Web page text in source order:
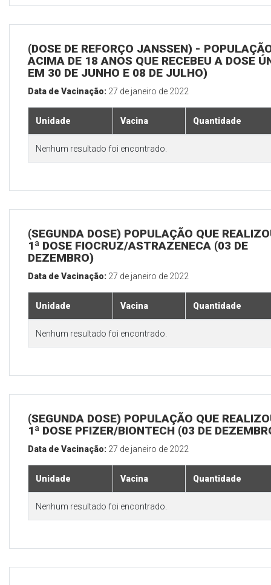
(DOSE DE REFORÇO JANSSEN) -
ACIMA DE 18 ANOS QUE RECEBEU A DOSE
EM 30 DE JUNHO E 08 DE JULHO)
Data de Vacinação: 27 de janeiro de 2022
Unidade Vacina Quantidade
Nenhum resultado foi encontrado.
(SEGUNDA DOSE) POPULAÇÃO QUE
1ª DOSE FIOCRUZ/ASTRAZENECA (03 DE
DEZEMBRO)
Data de Vacinação: 27 de janeiro de 2022
Unidade Vacina Quantidade
Nenhum resultado foi encontrado.
(SEGUNDA DOSE) POPULAÇÃO QUE
1ª DOSE PFIZER/BIONTECH (03 DE
Data de Vacinação: 27 de janeiro de 2022
Unidade Vacina Quantidade
Nenhum resultado foi encontrado.